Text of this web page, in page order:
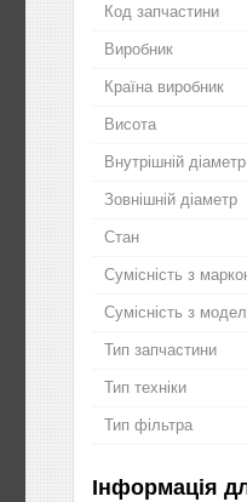
Код запчастини
Виробник
Країна виробник
Висота
Внутрішній діаметр
Зовнішній діаметр
Стан
Сумісність з
Сумісність з
Тип запчастини
Тип техніки
Тип фільтра
Інформація